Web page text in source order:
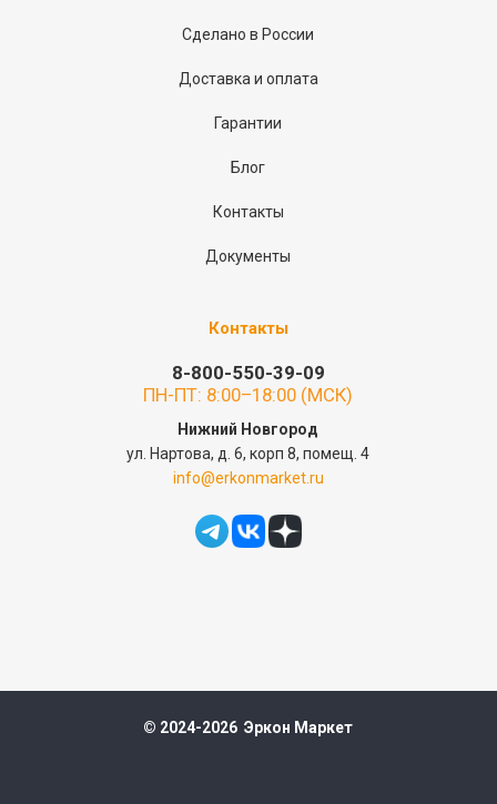
Сделано в России
Доставка и оплата
Гарантии
Блог
Контакты
Документы
Контакты
8-800-550-39-09
ПН-ПТ: 8:00–18:00 (МСК)
Нижний Новгород
ул. Нартова, д. 6, корп 8, помещ. 4
info@erkonmarket.ru
© 2024-2026 Эркон Маркет